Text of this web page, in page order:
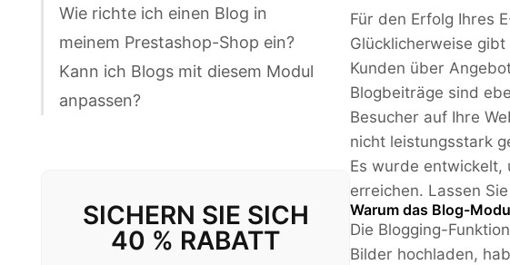
Wie richte ich einen Blog in
meinem Prestashop-Shop ein?
Kann ich Blogs mit diesem Modul
anpassen?
SICHERN SIE SICH
40 % RABATT
Für den Erfolg Ihres
Glücklicherweise
Kunden über
Blogbeiträge sind
Besucher auf Ihre
nicht leistungsstark
Es wurde entwickelt,
erreichen. Lassen
Warum das Blog-
Die Blogging-
Bilder hochladen,